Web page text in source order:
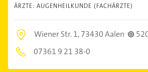
ÄRZTE: AUGENHEILKUNDE (FACHÄRZTE)
Wiener Str. 1,73430 Aalen
07361 9 21 38-0